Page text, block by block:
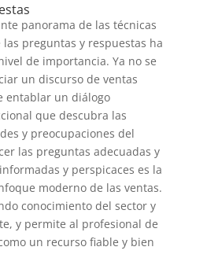
panorama de las técnicas
preguntas y respuestas ha
de importancia. Ya no se
un discurso de ventas
entablar un diálogo
que descubra las
y preocupaciones del
las preguntas adecuadas y
y perspicaces es la
moderno de las ventas.
conocimiento del sector y
y permite al profesional de
un recurso fiable y bien